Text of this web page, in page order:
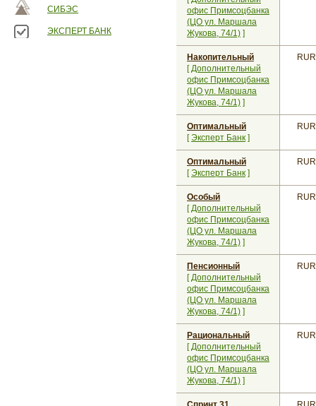
СИБЭС
ЭКСПЕРТ БАНК
офис Примсоцбанка
(ЦО ул. Маршала
Жукова, 74/1) ]
Накопительный
[Дополнительный
офис Примсоцбанка
(ЦО ул. Маршала
Жукова, 74/1) ]
RUR
Оптимальный
[Эксперт Банк ]
RUR
Оптимальный
[Эксперт Банк ]
RUR
Особый
[Дополнительный
офис Примсоцбанка
(ЦО ул. Маршала
Жукова, 74/1) ]
RUR
Пенсионный
[Дополнительный
офис Примсоцбанка
(ЦО ул. Маршала
Жукова, 74/1) ]
RUR
Рациональный
[Дополнительный
офис Примсоцбанка
(ЦО ул. Маршала
Жукова, 74/1) ]
RUR